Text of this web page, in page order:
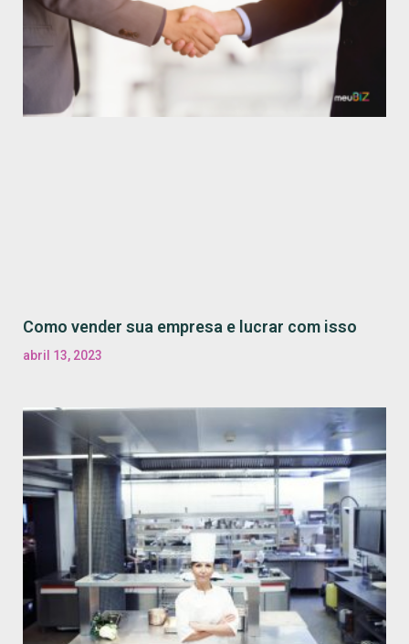
Como vender sua empresa e lucrar com isso
abril 13, 2023